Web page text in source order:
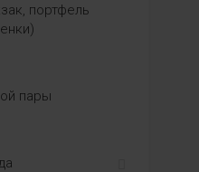
портфель
пары